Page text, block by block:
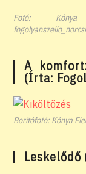
Fotó: Kónya
A
(Írta:
Borítófotó: Kónya